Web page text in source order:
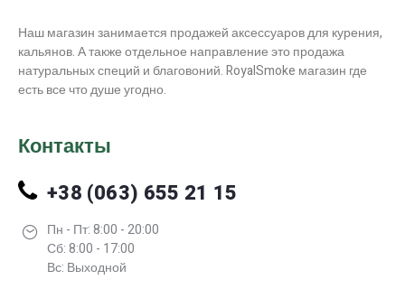
Наш магазин занимается продажей аксессуаров для курения,
кальянов. А также отдельное направление это продажа
натуральных специй и благовоний. RoyalSmoke магазин где
есть все что душе угодно.
Контакты
+38 (063) 655 21 15
Пн - Пт: 8:00 - 20:00
Сб: 8:00 - 17:00
Вс: Выходной